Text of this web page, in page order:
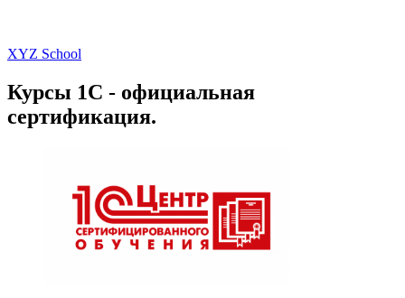
XYZ School
Курсы 1С - официальная
сертификация.